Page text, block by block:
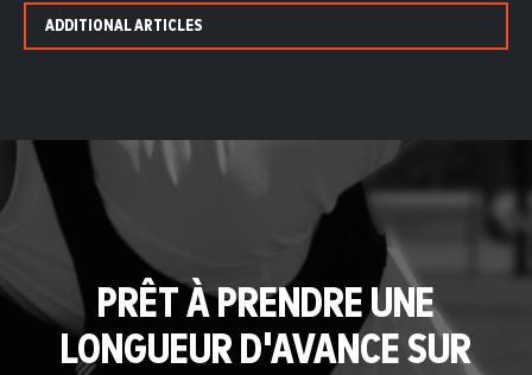
ADDITIONAL ARTICLES
PRÊT À PRENDRE UNE
LONGUEUR D'AVANCE SUR